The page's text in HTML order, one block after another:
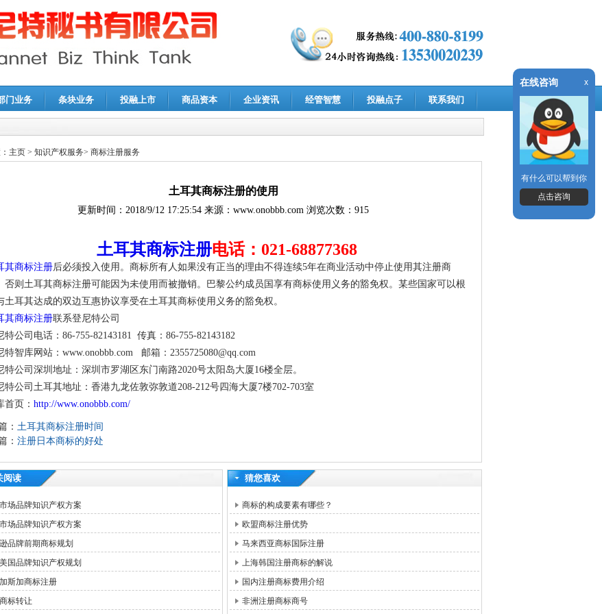
门业务 条块业务 投融上市 商品资本 企业资讯 经管智慧 投融点子 联系我们
主页 > 知识产权服务> 商标注册服务
土耳其商标注册的使用
更新时间： 2018/9/12 17:25:54 来源： www.onobbb.com 浏览次数：915
土耳其商标注册电话：021-68877368
其商标注册后必须投入使用。商标所有人如果没有正当的理由不得连续5年在商业活动中停止使用其注册商
否则土耳其商标注册可能因为未使用而被撤销。巴黎公约成员国享有商标使用义务的豁免权。某些国家可以根
土耳其达成的双边互惠协议享受在土耳其商标使用义务的豁免权。
其商标注册联系登尼特公司
特公司电话：86-755-82143181 传真：86-755-82143182
特智库网站：www.onobbb.com 邮箱：2355725080@qq.com
特公司深圳地址：深圳市罗湖区东门南路2020号太阳岛大厦16楼全层。
特公司土耳其地址：香港九龙佐敦弥敦道208-212号四海大厦7楼702-703室
首页： http://www.onobbb.com/
： 土耳其商标注册时间
： 注册日本商标的好处
阅读
场品牌知识产权方案
场品牌知识产权方案
品牌前期商标规划
国品牌知识产权规划
斯加商标注册
标转让
猜您喜欢
商标的构成要素有哪些？
欧盟商标注册优势
马来西亚商标国际注册
上海韩国注册商标的解说
国内注册商标费用介绍
非洲注册商标商号
在线咨询 x
有什么可以帮到你
点击咨询